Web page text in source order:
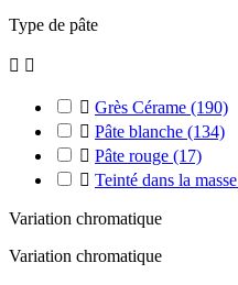
Type de pâte
 
 Grès Cérame (190)
 Pâte blanche (134)
 Pâte rouge (17)
 Teinté dans la masse
Variation chromatique
Variation chromatique